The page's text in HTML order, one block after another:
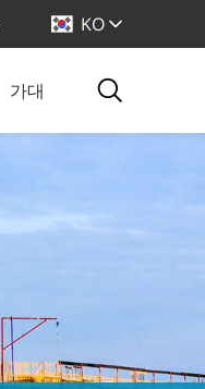
KO
가대